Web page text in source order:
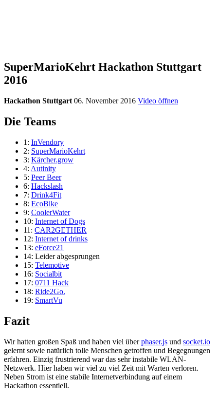
SuperMarioKehrt Hackathon Stuttgart
2016
Hackathon Stuttgart 06. November 2016 Video öffnen
Die Teams
1: InVendory
2: SuperMarioKehrt
3: Kärcher.grow
4: Autinity
5: Peer Beer
6: Hackslash
7: Drink4Fit
8: EcoBike
9: CoolerWater
10: Internet of Dogs
11: CAR2GETHER
12: Internet of drinks
13: eForce21
14: Leider abgesprungen
15: Telemotive
16: Socialbit
17: 0711 Hack
18: Ride2Go.
19: SmartVu
Fazit
Wir hatten großen Spaß und haben viel überphaser.js und socket.io
gelernt sowie natürlich tolle Menschen getroffen und Begegnungen
erfahren. Einzig frustrierend war das sehr instabile WLAN-
Netzwerk. Hier haben wir viel zu viel Zeit mit Warten verloren.
Neben Strom ist eine stabile Internetverbindung auf einem
Hackathon essentiell.